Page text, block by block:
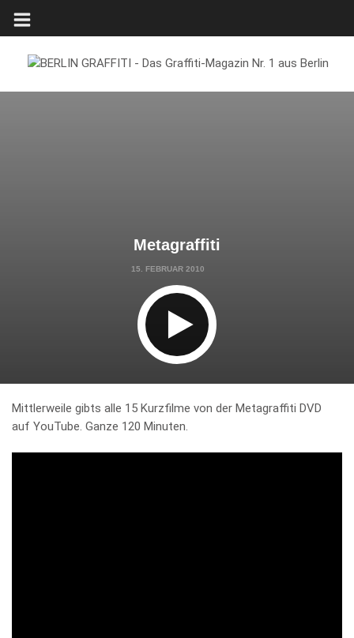
Metagraffiti
15. FEBRUAR 2010
Mittlerweile gibts alle 15 Kurzfilme von der Metagraffiti DVD
auf YouTube. Ganze 120 Minuten.